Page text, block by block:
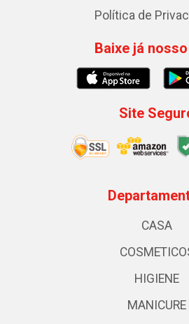
Política de
Baixe já
Site
CASA
HIGIENE
MANICURE